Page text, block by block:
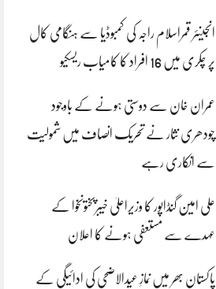
انجینئر قمراسلام راجہ کی کمبوڈیا سے ہنگامی کال
پر چکری میں 16 افراد کا کامیاب ریسکیو
عمران خان سے دوستی ہونے کے باوجود
چودھری نثار نے تحریک انصاف میں شمولیت
سے انکاری رہے
علی امین گنڈاپور کا وزیراعلیٰ خیبرپختونخوا کے
عہدے سے مستعفی ہونے کا اعلان
پاکستان بھر میں نمازِ عیدالاضحی کی ادائیگی کے